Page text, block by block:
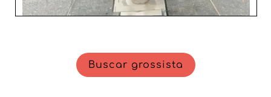
Buscar grossista